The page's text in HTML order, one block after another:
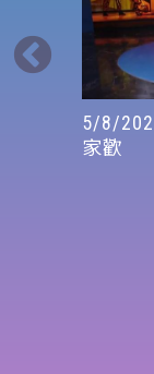
5/8/
家歡